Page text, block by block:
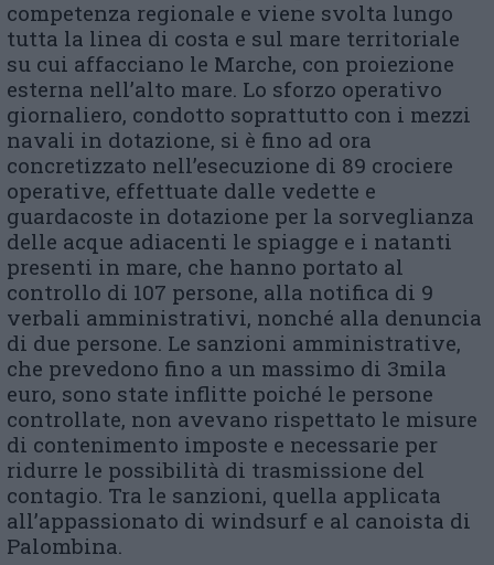
competenza regionale e viene svolta lungo
tutta la linea di costa e sul mare territoriale
su cui affacciano le Marche, con proiezione
esterna nell’alto mare. Lo sforzo operativo
giornaliero, condotto soprattutto con i mezzi
navali in dotazione, si è fino ad ora
concretizzato nell’esecuzione di 89 crociere
operative, effettuate dalle vedette e
guardacoste in dotazione per la sorveglianza
delle acque adiacenti le spiagge e i natanti
presenti in mare, che hanno portato al
controllo di 107 persone, alla notifica di 9
verbali amministrativi, nonché alla denuncia
di due persone. Le sanzioni amministrative,
che prevedono fino a un massimo di 3mila
euro, sono state inflitte poiché le persone
controllate, non avevano rispettato le misure
di contenimento imposte e necessarie per
ridurre le possibilità di trasmissione del
contagio. Tra le sanzioni, quella applicata
all’appassionato di windsurf e al canoista di
Palombina.